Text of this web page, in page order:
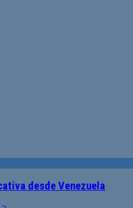
desde Venezuela